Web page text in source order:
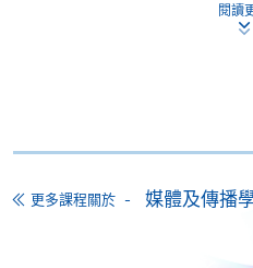
申請表 下載申請表
閱讀
更多課程關於 媒體及傳播